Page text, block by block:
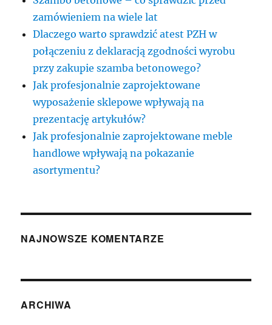
zamówieniem na wiele lat
Dlaczego warto sprawdzić atest PZH w
połączeniu z deklaracją zgodności wyrobu
przy zakupie szamba betonowego?
Jak profesjonalnie zaprojektowane
wyposażenie sklepowe wpływają na
prezentację artykułów?
Jak profesjonalnie zaprojektowane meble
handlowe wpływają na pokazanie
asortymentu?
NAJNOWSZE KOMENTARZE
ARCHIWA